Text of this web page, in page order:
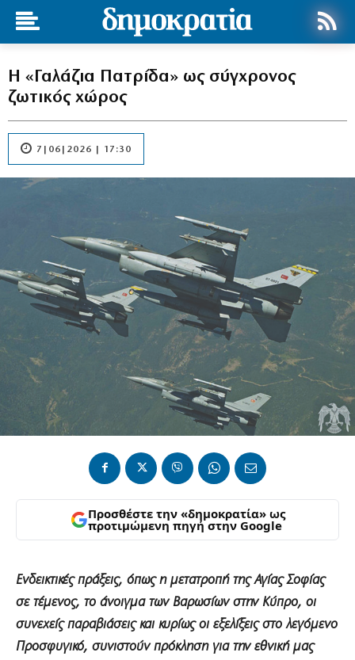
Η «Γαλάζια Πατρίδα» ως σύγχρονος
ζωτικός χώρος
7|06|2026 | 17:30
Προσθέστε την «δημοκρατία» ως
προτιμώμενη πηγή στην Google
Ενδεικτικές πράξεις, όπως η μετατροπή της Αγίας Σοφίας
σε τέμενος, το άνοιγμα των Βαρωσίων στην Κύπρο, οι
συνεχείς παραβιάσεις και κυρίως οι εξελίξεις στο λεγόμενο
Προσφυγικό, συνιστούν πρόκληση για την εθνική μας